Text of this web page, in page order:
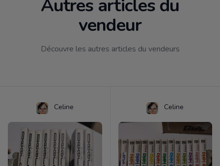
Autres articles du
vendeur
Découvre les autres articles du vendeurs
Celine Celine